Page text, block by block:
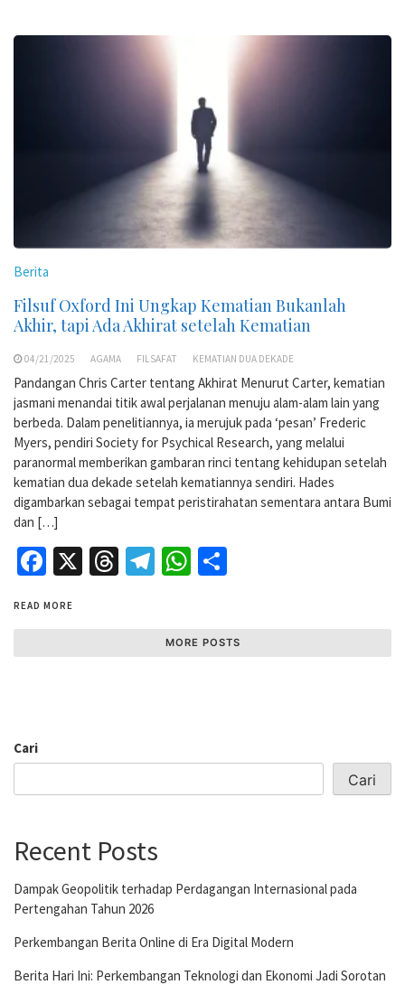
Berita
Filsuf Oxford Ini Ungkap Kematian Bukanlah
Akhir, tapi Ada Akhirat setelah Kematian
04/21/2025 AGAMA FILSAFAT KEMATIAN DUA DEKADE
Pandangan Chris Carter tentang Akhirat Menurut Carter, kematian
jasmani menandai titik awal perjalanan menuju alam-alam lain yang
berbeda. Dalam penelitiannya, ia merujuk pada ‘pesan’ Frederic
Myers, pendiri Society for Psychical Research, yang melalui
paranormal memberikan gambaran rinci tentang kehidupan setelah
kematian dua dekade setelah kematiannya sendiri. Hades
digambarkan sebagai tempat peristirahatan sementara antara Bumi
dan […]
Facebook
X Threads
Telegram
WhatsApp
READ MORE
MORE POSTS
Cari
Cari
Recent Posts
Dampak Geopolitik terhadap Perdagangan Internasional pada
Pertengahan Tahun 2026
Perkembangan Berita Online di Era Digital Modern
Berita Hari Ini: Perkembangan Teknologi dan Ekonomi Jadi Sorotan